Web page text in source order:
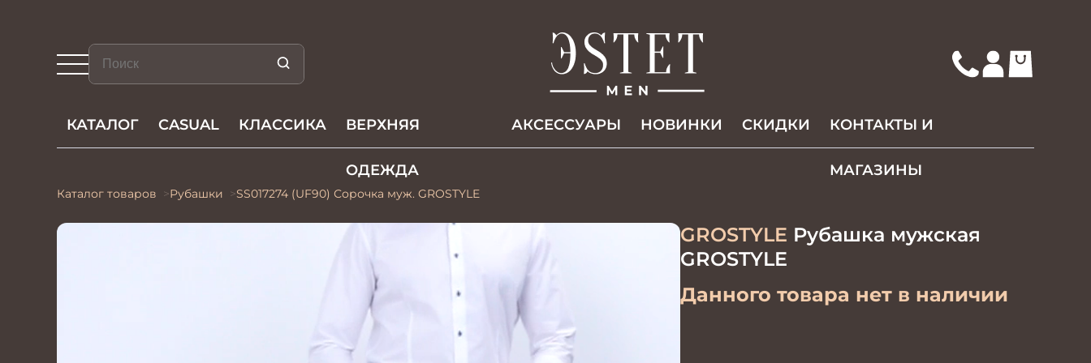
КАТАЛОГ CASUAL КЛАССИКА ВЕРХНЯЯ
ОДЕЖДА
АКCЕССУАРЫ НОВИНКИ СКИДКИ КОНТАКТЫ И
МАГАЗИНЫ
Каталог товаров Рубашки SS017274 (UF90) Сорочка муж. GROSTYLE
GROSTYLE Рубашка мужская
GROSTYLE
Данного товара нет в наличии